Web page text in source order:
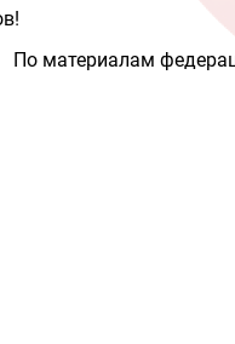
По материалам